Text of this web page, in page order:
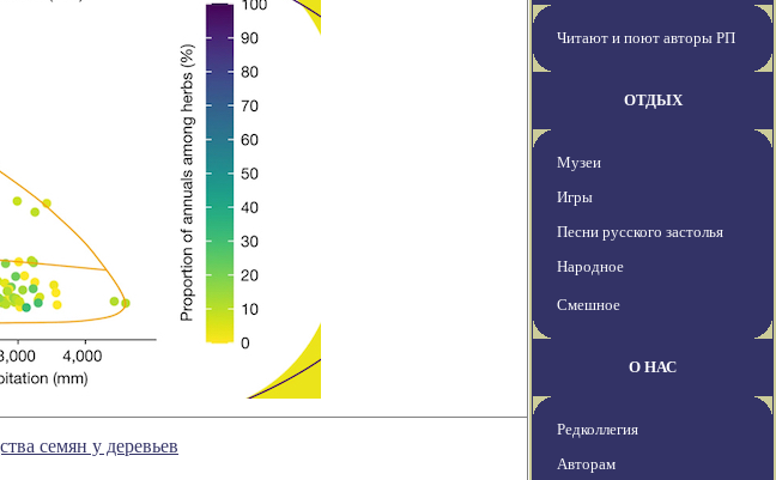
семян у деревьев
Читают и поют авторы РП
ОТДЫХ
Музеи
Игры
Песни русского застолья
Народное
Смешное
О НАС
Редколлегия
Авторам